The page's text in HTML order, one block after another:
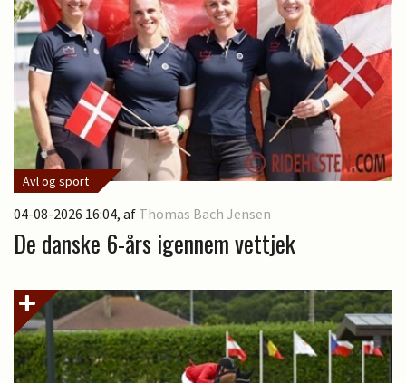
Avl og sport
04-08-2026 16:04, af Thomas Bach Jensen
De danske 6-års igennem vettjek